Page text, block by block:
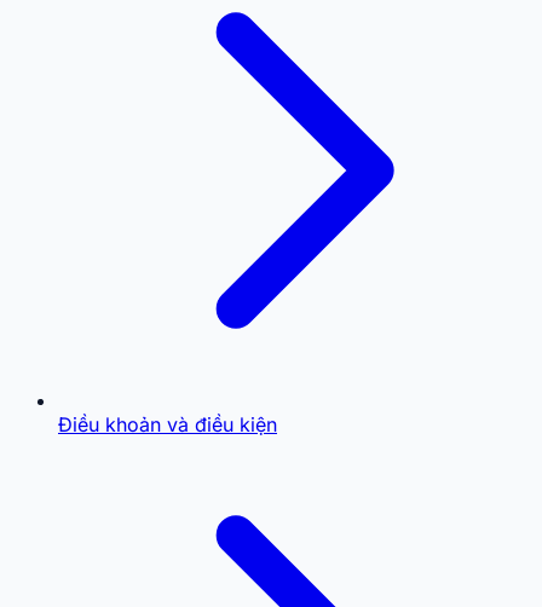
Điều khoản và điều kiện